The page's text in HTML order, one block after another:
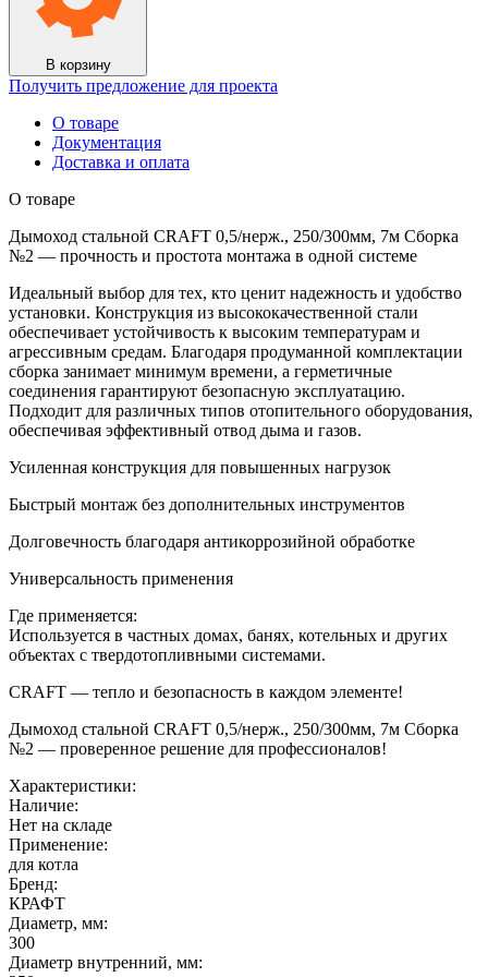
250/300мм,
В корзину
Получить предложение для проекта
О товаре
Документация
Доставка и оплата
О товаре
Дымоход стальной CRAFT 0,5/нерж., 250/300мм, 7м Сборка
№2 — прочность и простота монтажа в одной системе
Идеальный выбор для тех, кто ценит надежность и удобство
установки. Конструкция из высококачественной стали
обеспечивает устойчивость к высоким температурам и
агрессивным средам. Благодаря продуманной комплектации
сборка занимает минимум времени, а герметичные
соединения гарантируют безопасную эксплуатацию.
Подходит для различных типов отопительного оборудования,
обеспечивая эффективный отвод дыма и газов.
Усиленная конструкция для повышенных нагрузок
Быстрый монтаж без дополнительных инструментов
Долговечность благодаря антикоррозийной обработке
Универсальность применения
Где применяется:
Используется в частных домах, банях, котельных и других
объектах с твердотопливными системами.
CRAFT — тепло и безопасность в каждом элементе!
Дымоход стальной CRAFT 0,5/нерж., 250/300мм, 7м Сборка
№2 — проверенное решение для профессионалов!
Характеристики:
Наличие:
Нет на складе
Применение:
для котла
Бренд:
КРАФТ
Диаметр, мм:
300
Диаметр внутренний, мм: